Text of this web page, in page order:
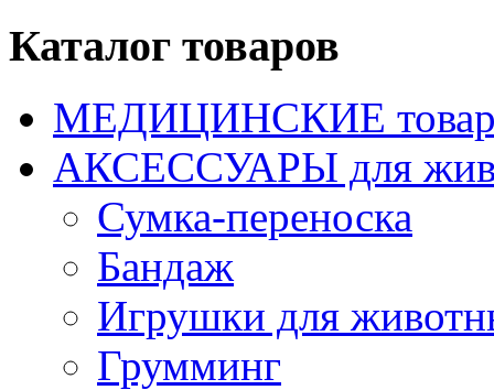
Каталог товаров
МЕДИЦИНСКИЕ
АКСЕССУАРЫ для
Сумка-переноска
Бандаж
Игрушки для
Грумминг